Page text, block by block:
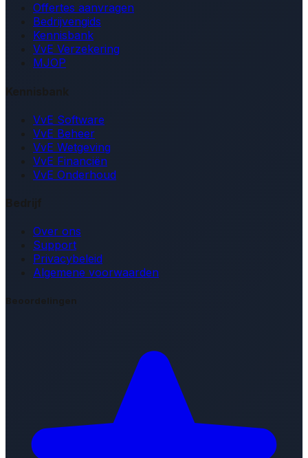
Offertes aanvragen
Bedrijvengids
Kennisbank
VvE Verzekering
MJOP
Kennisbank
VvE Software
VvE Beheer
VvE Wetgeving
VvE Financiën
VvE Onderhoud
Bedrijf
Over ons
Support
Privacybeleid
Algemene voorwaarden
Beoordelingen